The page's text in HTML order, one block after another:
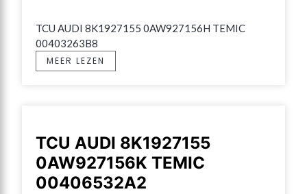
TCU AUDI 8K1927155 0AW927156H TEMIC
00403263B8
MEER LEZEN
TCU AUDI 8K1927155
0AW927156K TEMIC
00406532A2